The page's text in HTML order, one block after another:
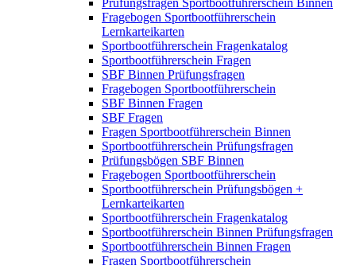
Prüfungsfragen Sportbootführerschein Binnen
Fragebogen Sportbootführerschein
Lernkarteikarten
Sportbootführerschein Fragenkatalog
Sportbootführerschein Fragen
SBF Binnen Prüfungsfragen
Fragebogen Sportbootführerschein
SBF Binnen Fragen
SBF Fragen
Fragen Sportbootführerschein Binnen
Sportbootführerschein Prüfungsfragen
Prüfungsbögen SBF Binnen
Fragebogen Sportbootführerschein
Sportbootführerschein Prüfungsbögen +
Lernkarteikarten
Sportbootführerschein Fragenkatalog
Sportbootführerschein Binnen Prüfungsfragen
Sportbootführerschein Binnen Fragen
Fragen Sportbootführerschein